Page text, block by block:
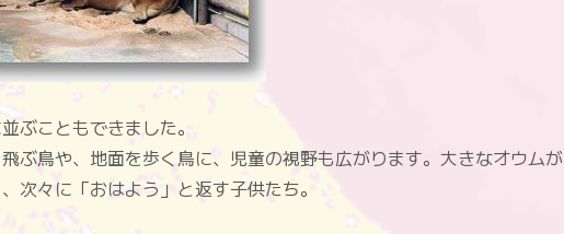
ぶこともできました。
ぶ鳥や、地面を歩く鳥に、児童の視野も広がります。大きなオウムが
次々に「おはよう」と返す子供たち。